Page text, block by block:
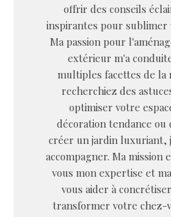
offrir des conseils
inspirantes pour sublimer
Ma passion pour
extérieur m'a
multiples facettes de la
recherchiez des
optimiser votre
décoration tendance ou
créer un jardin luxuriant,
accompagner. Ma mission
vous mon expertise et
vous aider à
transformer votre chez-